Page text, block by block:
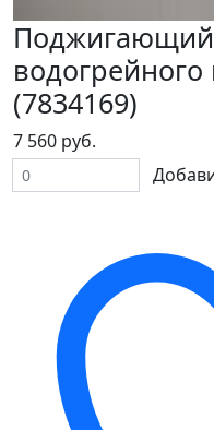
Поджигающий
водогрейного
(7834169)
7 560 руб.